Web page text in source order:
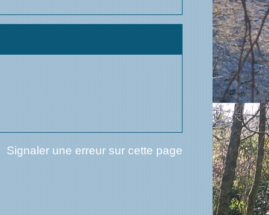
Signaler une erreur sur cette page